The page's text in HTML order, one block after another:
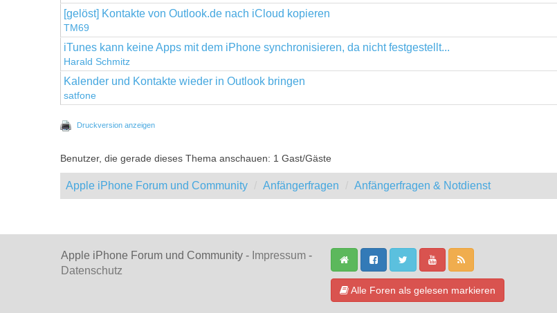
[gelöst] Kontakte von Outlook.de nach iCloud kopieren
TM69
iTunes kann keine Apps mit dem iPhone synchronisieren, da nicht festgestellt...
Harald Schmitz
Kalender und Kontakte wieder in Outlook bringen
satfone
Druckversion anzeigen
Benutzer, die gerade dieses Thema anschauen: 1 Gast/Gäste
Apple iPhone Forum und Community Anfängerfragen Anfängerfragen & Notdienst
Apple iPhone Forum und Community - Impressum -
Datenschutz
Alle Foren als gelesen markieren